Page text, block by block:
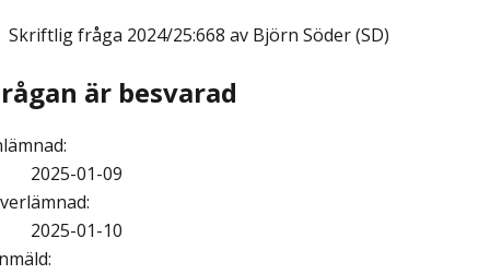
Skriftlig fråga 2024/25:668 av Björn Söder (SD)
är besvarad
:
2025-01-09
:
2025-01-10
: